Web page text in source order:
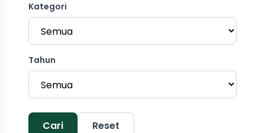
Kategori
Tahun
Cari Reset